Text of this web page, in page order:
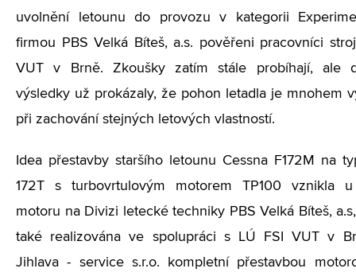
uvolnění letounu do provozu v kategorii
firmou PBS Velká Bíteš, a.s. pověřeni pracovníci
VUT v Brně. Zkoušky zatím stále probíhají, ale
výsledky už prokázaly, že pohon letadla je mnohem
při zachování stejných letových vlastností.
Idea přestavby staršího letounu Cessna F172M na
172T s turbovrtulovým motorem TP100 vznikla
motoru na Divizi letecké techniky PBS Velká Bíteš,
také realizována ve spolupráci s LÚ FSI VUT v
Jihlava - service s.r.o. kompletní přestavbou